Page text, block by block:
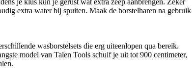
extra water bij spuiten. Maak de borstelharen na gebruik
wasborstelsets die erg uiteenlopen qua bereik.
model van Talen Tools schuif je uit tot 900 centimeter,